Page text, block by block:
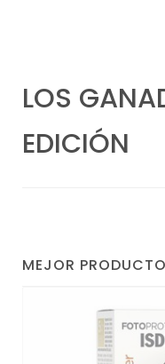
LOS
EDICIÓN
MEJOR